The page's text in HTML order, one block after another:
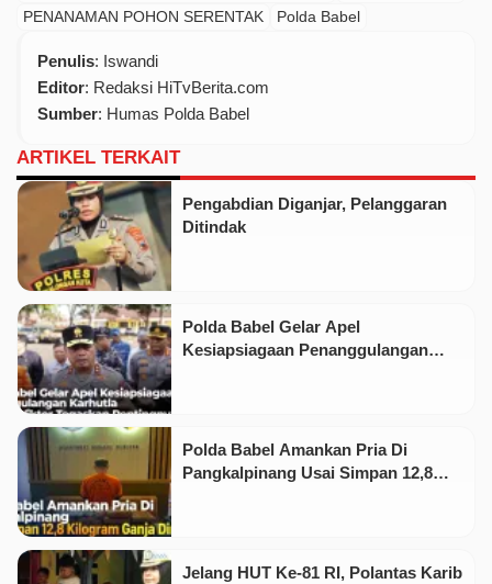
PENANAMAN POHON SERENTAK
Polda Babel
Penulis: Iswandi
Editor: Redaksi HiTvBerita.com
Sumber: Humas Polda Babel
ARTIKEL TERKAIT
Pengabdian Diganjar, Pelanggaran
Ditindak
Polda Babel Gelar Apel
Kesiapsiagaan Penanggulangan
Polda Babel Amankan Pria Di
Pangkalpinang Usai Simpan 12,8
Jelang HUT Ke-81 RI, Polantas Karib